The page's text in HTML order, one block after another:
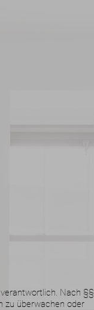
Nach §§
zu überwachen oder